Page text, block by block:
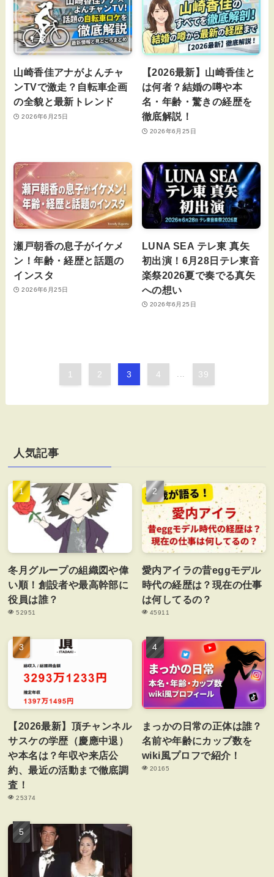
山崎香佳アナがよんチャ
ンTVで激走？自転車企画
の全貌と最新トレンド
2026年6月25日
【2026最新】山崎香佳と
は何者？結婚の噂や本
名・年齢・驚きの経歴を
徹底解説！
2026年6月25日
瀬戸朝香の息子がイケメ
ン！年齢・経歴と話題の
インスタ
2026年6月25日
LUNA SEA テレ東 真矢
初出演！6月28日テレ東音
楽祭2026夏で奏でる真矢
への想い
2026年6月25日
1 2 3 4 39
人気記事
冬月グループの組織図や偉
い順！創設者や最高幹部に
役員は誰？
52951
愛内アイラの昔eggモデル
時代の経歴は？現在の仕事
は何してるの？
45911
【2026最新】頂チャンネル
サスケの学歴（慶應中退）
や本名は？年収や来店公
約、最近の活動まで徹底調
査！
25374
まっかの日常の正体は誰？
名前や年齢にカップ数を
wiki風プロフで紹介！
20165